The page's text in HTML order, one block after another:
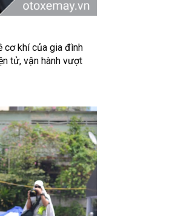
cơ khí của gia đình
tử, vận hành vượt